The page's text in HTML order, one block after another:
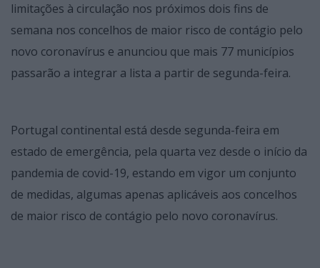
limitações à circulação nos próximos dois fins de
semana nos concelhos de maior risco de contágio pelo
novo coronavírus e anunciou que mais 77 municípios
passarão a integrar a lista a partir de segunda-feira.
Portugal continental está desde segunda-feira em
estado de emergência, pela quarta vez desde o início da
pandemia de covid-19, estando em vigor um conjunto
de medidas, algumas apenas aplicáveis aos concelhos
de maior risco de contágio pelo novo coronavírus.